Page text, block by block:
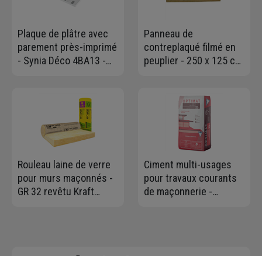
Plaque de plâtre avec
parement près-imprimé
- Synia Déco 4BA13 -
Panneau de
contreplaqué filmé en
peuplier - 250 x 125 cm
Rouleau laine de verre
pour murs maçonnés -
GR 32 revêtu Kraft
Ciment multi-usages
pour travaux courants
de maçonnerie -